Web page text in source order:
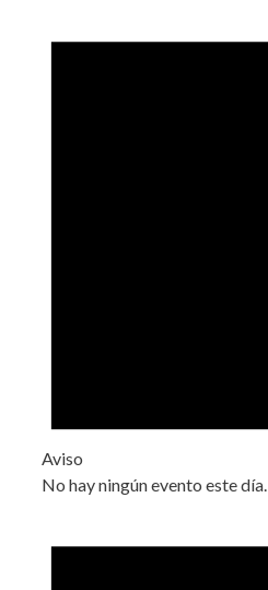
Aviso
No hay ningún evento este día.